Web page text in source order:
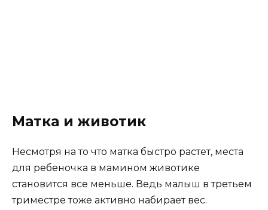
Матка и животик
Несмотря на то что матка быстро растет, места
для ребеночка в мамином животике
становится все меньше. Ведь малыш в третьем
триместре тоже активно набирает вес.